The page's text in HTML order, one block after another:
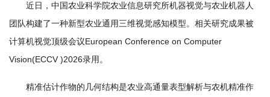
本
所
近日，中国农业科学院农业信息研究所机器视觉与农业机器人
团队构建了一种新型农业通用三维视觉感知模型。相关研究成果被
计算机视觉顶级会议European Conference on Computer
Vision(ECCV )2026录用。
精准估计作物的几何结构是农业高通量表型解析与农机精准作